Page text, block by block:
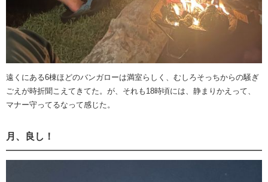
遠くにある6棟ほどのバンガローは満室らしく、むしろそっちからの騒ぎ
ごえが時折聞こえてきてた。が、それも18時頃には、静まりかえって、
マナー守ってるなって感じた。
月、良し！